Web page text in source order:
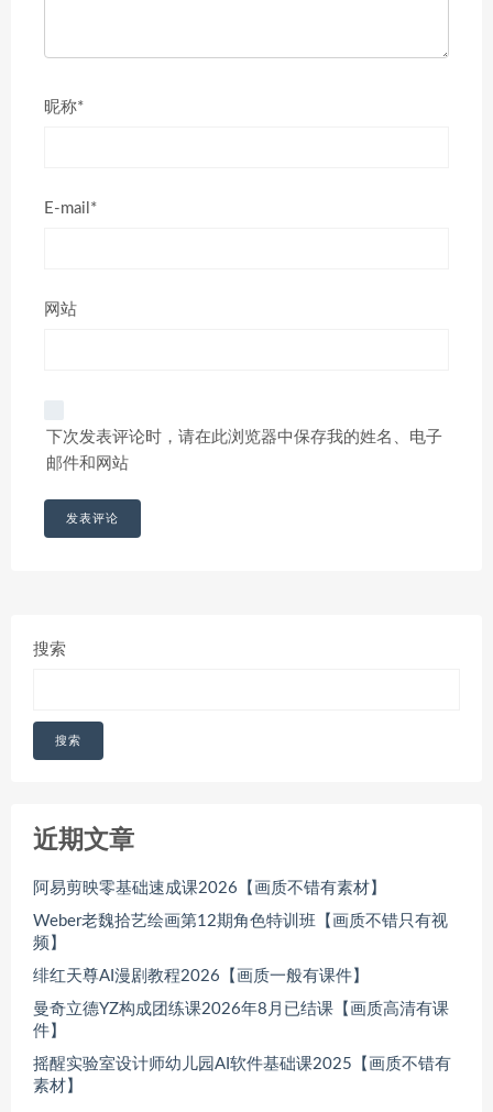
昵称*
E-mail*
网站
下次发表评论时，请在此浏览器中保存我的姓名、电子
邮件和网站
搜索
搜索
近期文章
阿易剪映零基础速成课2026【画质不错有素材】
Weber老魏拾艺绘画第12期角色特训班【画质不错只有视
频】
绯红天尊AI漫剧教程2026【画质一般有课件】
曼奇立德YZ构成团练课2026年8月已结课【画质高清有课
件】
摇醒实验室设计师幼儿园AI软件基础课2025【画质不错有
素材】